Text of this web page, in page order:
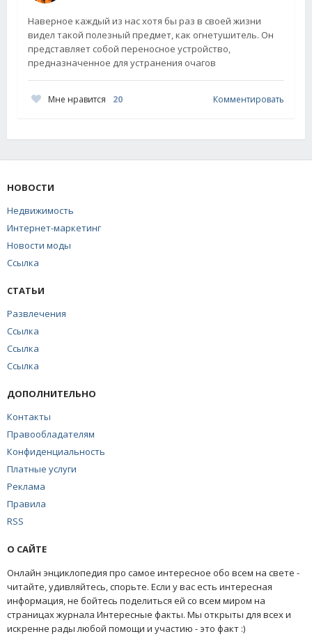
Наверное каждый из нас хотя бы раз в своей жизни
видел такой полезный предмет, как огнетушитель. Он
представляет собой переносное устройство,
предназначенное для устранения очагов
Мне нравится 20 Комментировать
НОВОСТИ
Недвижимость
Интернет-маркетинг
Новости моды
Ссылка
СТАТЬИ
Развлечения
Ссылка
Ссылка
Ссылка
ДОПОЛНИТЕЛЬНО
Контакты
Правообладателям
Конфиденциальность
Платные услуги
Реклама
Правила
RSS
О САЙТЕ
Онлайн энциклопедия про самое интересное обо всем на свете -
читайте, удивляйтесь, спорьте. Если у вас есть интересная
информация, не бойтесь поделиться ей со всем миром на
страницах журнала Интересные факты. Мы открыты для всех и
искренне рады любой помощи и участию - это факт :)